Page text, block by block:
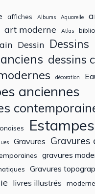
affiches Albums Aquarelle
art moderne Atlas
Dessin Dessins
dessins
décoration
anciennes
Gravures Gravures
gravures
Gravures
livres illustrés moderne